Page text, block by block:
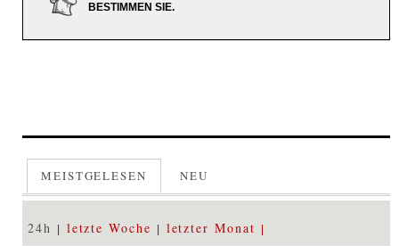
BESTIMMEN SIE.
MEISTGELESEN NEU
24h letzte Woche letzter Monat